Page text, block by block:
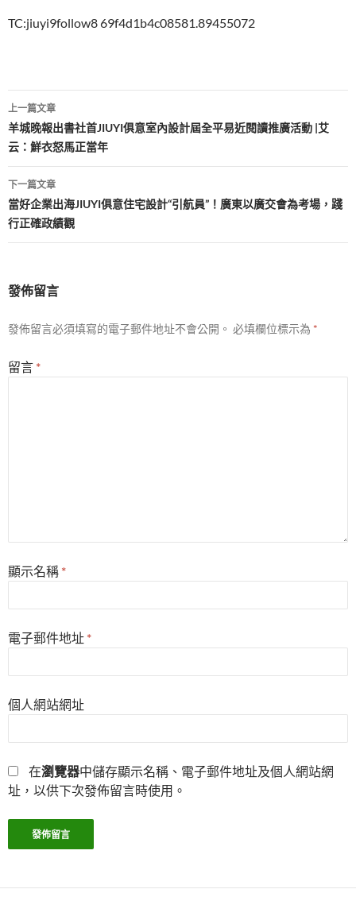
TC:jiuyi9follow8 69f4d1b4c08581.89455072
文
章
導
覽
上一篇文章
羊城晚報出書社首JIUYI俱意室內設計屆全平易近閱讀推廣活動 |艾
云：鮮衣怒馬正當年
下一篇文章
當好企業出海JIUYI俱意住宅設計“引航員”！廣東以廣交會為考場，踐
行正確政績觀
發佈留言
發佈留言必須填寫的電子郵件地址不會公開。 必填欄位標示為 *
留言 *
顯示名稱 *
電子郵件地址 *
個人網站網址
在瀏覽器中儲存顯示名稱、電子郵件地址及個人網站網
址，以供下次發佈留言時使用。